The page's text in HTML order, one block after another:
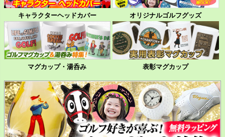
キャラクターヘッドカバー オリジナルゴルフグッズ
マグカップ・湯呑み 表彰マグカップ